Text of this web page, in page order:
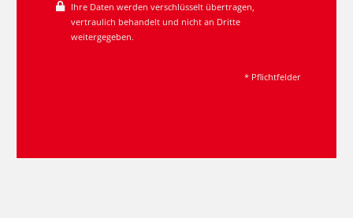
Ihre Daten werden verschlüsselt übertragen,
vertraulich behandelt und nicht an Dritte
weitergegeben.
* Pflichtfelder